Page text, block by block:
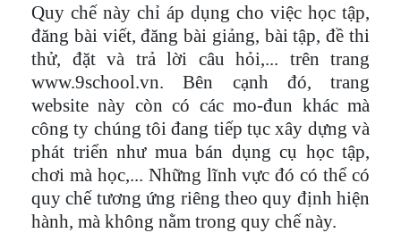
Quy chế này chỉ áp dụng cho việc học tập,
đăng bài viết, đăng bài giảng, bài tập, đề thi
thử, đặt và trả lời câu hỏi,... trên trang
www.9school.vn. Bên cạnh đó, trang
websitenày còn có các mo-đun khác mà
công ty chúng tôi đang tiếp tục xây dựng và
phát triển như mua bán dụng cụ học tập,
chơi mà học,... Những lĩnh vực đó có thể có
quy chế tương ứng riêng theo quy định hiện
hành, mà không nằm trong quy chế này.